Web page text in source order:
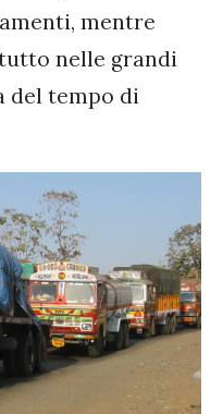
mentre
nelle grandi
del tempo di